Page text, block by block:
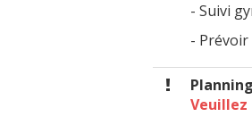
- Suivi
-